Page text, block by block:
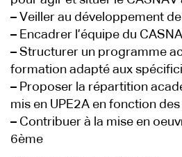
– Veiller au développement
– Encadrer l’équipe du
– Structurer un programme
formation adapté aux
– Proposer la répartition
mis en UPE2A en fonction
– Contribuer à la mise en
6ème